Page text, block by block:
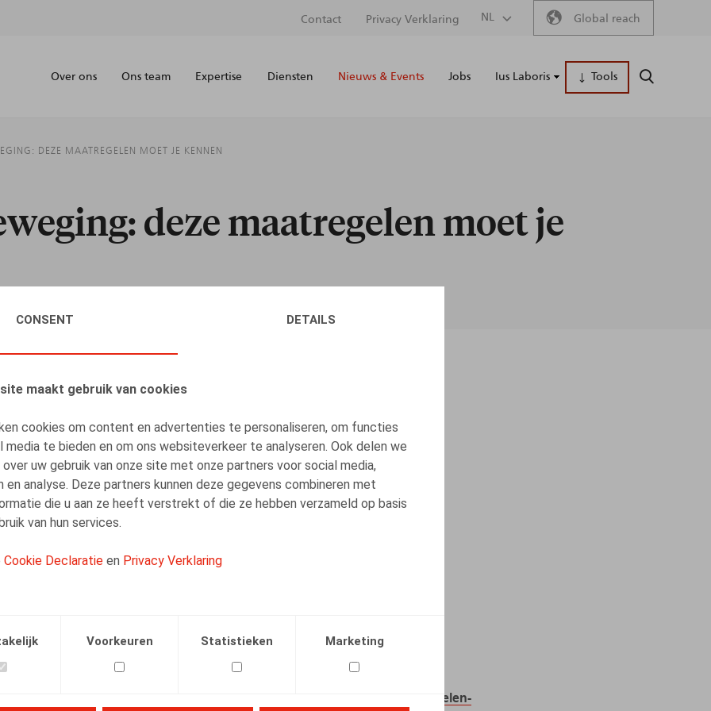
CONSENT DETAILS
maakt gebruik van cookies
cookies om content en advertenties te personaliseren, om functies
media te bieden en om ons websiteverkeer te analyseren. Ook delen we
uw gebruik van onze site met onze partners voor social media,
en analyse. Deze partners kunnen deze gegevens combineren met
die u aan ze heeft verstrekt of die ze hebben verzameld op basis
van hun services.
Cookie Declaratie en Privacy Verklaring
Voorkeuren Statistieken Marketing
Secondary
menu
Contact Privacy Verklaring NL Global reach
Main
Over ons Ons team Expertise Diensten Nieuws & Events Jobs Ius Laboris Tools ZOEKEN
DEZE MAATREGELEN MOET JE KENNEN
deze maatregelen moet je
Arbeidsrecht in beweging: deze maatregelen moet je kennen.
workforce360/wetgeving/arbeidsrecht-beweging-maatregelen-
AUTEURS
Olivier Wouters
Vennoot